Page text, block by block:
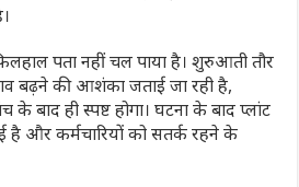
पता नहीं चल पाया है। शुरुआती तौर
बढ़ने की आशंका जताई जा रही है,
बाद ही स्पष्ट होगा। घटना के बाद प्लांट
है और कर्मचारियों को सतर्क रहने के